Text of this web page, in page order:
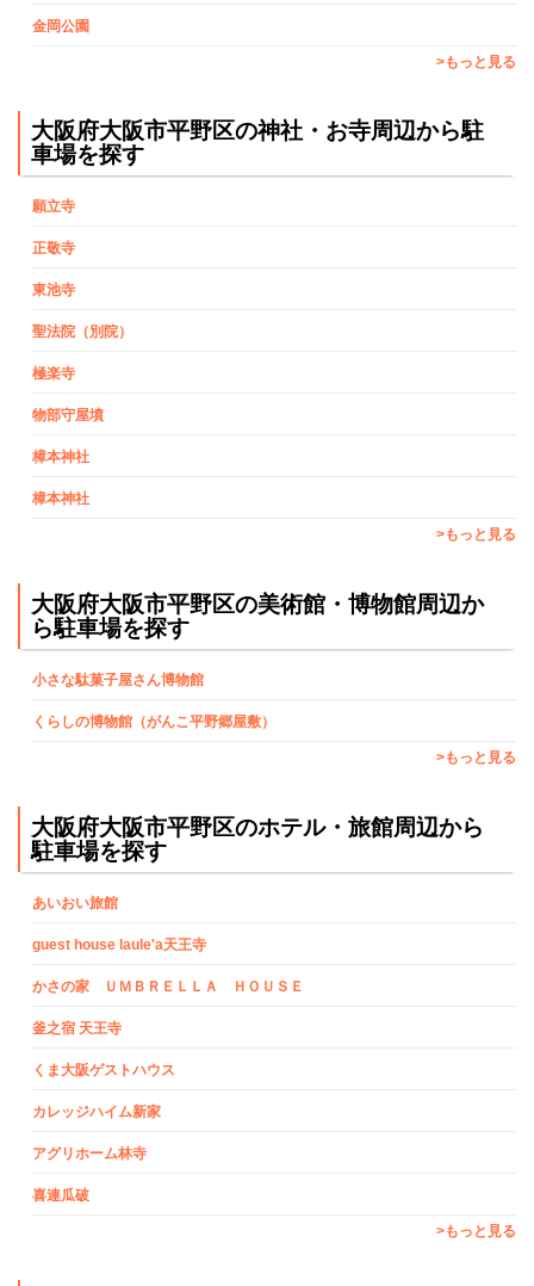
金岡公園
>もっと見る
大阪府大阪市平野区の神社・お寺周辺から駐
車場を探す
願立寺
正敬寺
東池寺
聖法院（別院）
極楽寺
物部守屋墳
樟本神社
樟本神社
>もっと見る
大阪府大阪市平野区の美術館・博物館周辺か
ら駐車場を探す
小さな駄菓子屋さん博物館
くらしの博物館（がんこ平野郷屋敷）
>もっと見る
大阪府大阪市平野区のホテル・旅館周辺から
駐車場を探す
あいおい旅館
guest house laule'a天王寺
かさの家 ＵＭＢＲＥＬＬＡ ＨＯＵＳＥ
釜之宿 天王寺
くま大阪ゲストハウス
カレッジハイム新家
アグリホーム林寺
喜連瓜破
>もっと見る